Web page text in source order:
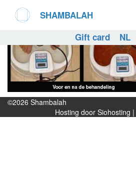
SHAMBALAH
Gift card NL
©2026 Shambalah
Hosting door Siohosting |